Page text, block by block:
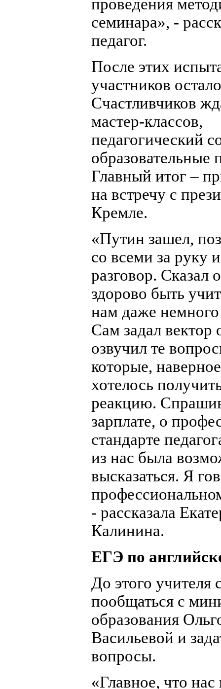
проведения
семинара», -
педагог.
После этих
участников
Счастливчиков
мастер-классов,
педагогический
образовательные
Главный итог –
на встречу с
Кремле.
«Путин зашел,
со всеми за руку
разговор. Сказал
здорово быть
нам даже немного
Сам задал вектор
озвучил те
которые,
хотелось
реакцию.
зарплате, о
стандарте
из нас была
высказаться. Я
- рассказала
Калинина.
ЕГЭ по
До этого учителя
пообщаться с
образования
Васильевой и
вопросы.
«Главное, что нас